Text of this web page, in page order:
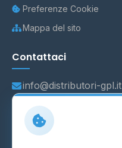
Preferenze Cookie
Mappa del sito
Contattaci
info@distributori-gpl.it